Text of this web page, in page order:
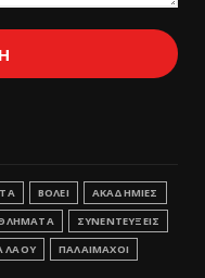
ΒΟΛΕΙ
ΑΚΑΔΗΜΙΕΣ
ΣΥΝΕΝΤΕΥΞΕΙΣ
ΛΑΟΥ ΠΑΛΑΙΜΑΧΟΙ